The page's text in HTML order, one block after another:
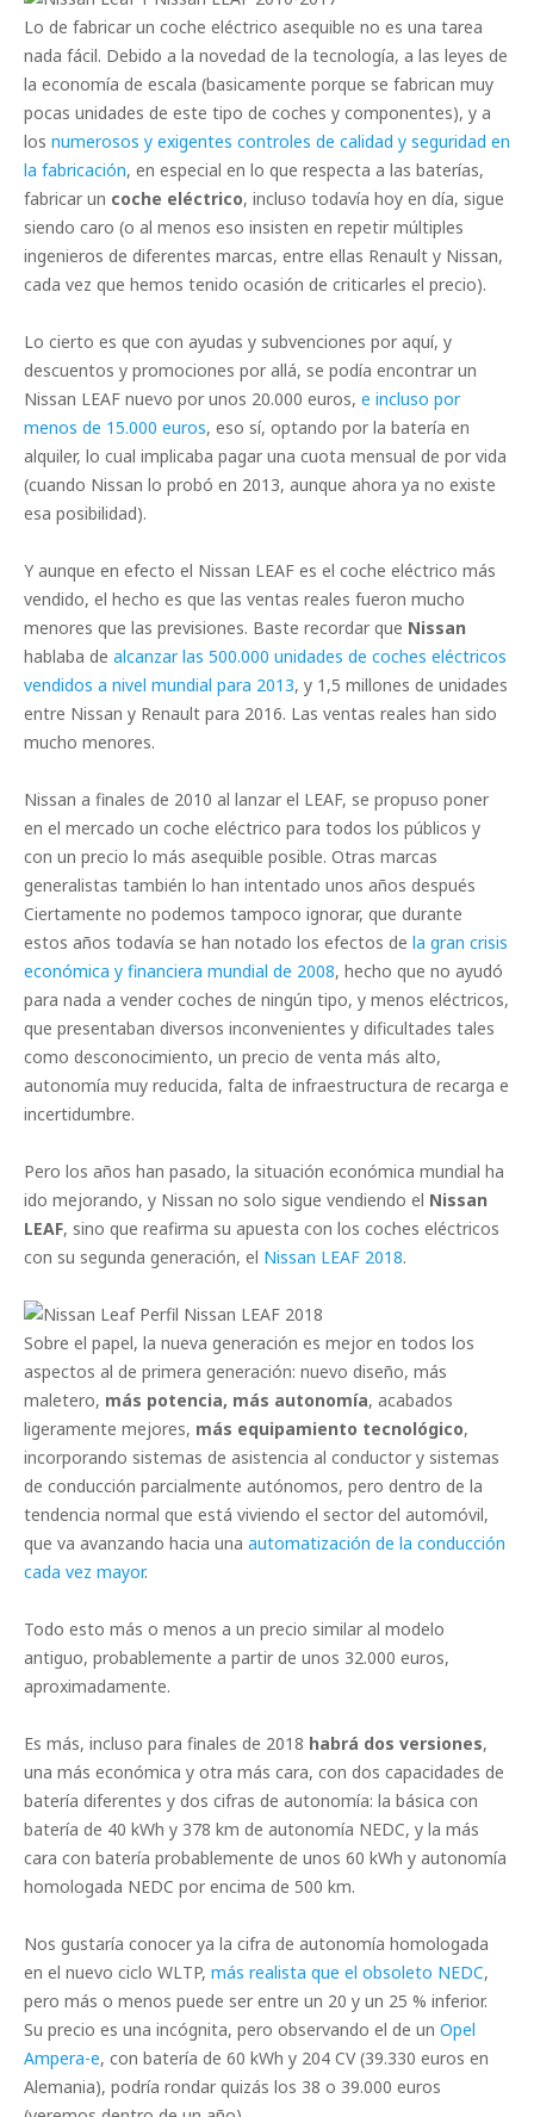
Lo de fabricar un coche eléctrico asequible no es una tarea
nada fácil. Debido a la novedad de la tecnología, a las leyes de
la economía de escala (basicamente porque se fabrican muy
pocas unidades de este tipo de coches y componentes), y a
los numerosos y exigentes controles de calidad y seguridad en
la fabricación, en especial en lo que respecta a las baterías,
fabricar un coche eléctrico, incluso todavía hoy en día, sigue
siendo caro (o al menos eso insisten en repetir múltiples
ingenieros de diferentes marcas, entre ellas Renault y Nissan,
cada vez que hemos tenido ocasión de criticarles el precio).
Lo cierto es que con ayudas y subvenciones por aquí, y
descuentos y promociones por allá, se podía encontrar un
Nissan LEAF nuevo por unos 20.000 euros, e incluso por
menos de 15.000 euros, eso sí, optando por la batería en
alquiler, lo cual implicaba pagar una cuota mensual de por vida
(cuando Nissan lo probó en 2013, aunque ahora ya no existe
esa posibilidad).
Y aunque en efecto el Nissan LEAF es el coche eléctrico más
vendido, el hecho es que las ventas reales fueron mucho
menores que las previsiones. Baste recordar que Nissan
hablaba de alcanzar las 500.000 unidades de coches eléctricos
vendidos a nivel mundial para 2013, y 1,5 millones de unidades
entre Nissan y Renault para 2016. Las ventas reales han sido
mucho menores.
Nissan a finales de 2010 al lanzar el LEAF, se propuso poner
en el mercado un coche eléctrico para todos los públicos y
con un precio lo más asequible posible. Otras marcas
generalistas también lo han intentado unos años después
Ciertamente no podemos tampoco ignorar, que durante
estos años todavía se han notado los efectos de la gran crisis
económica y financiera mundial de 2008, hecho que no ayudó
para nada a vender coches de ningún tipo, y menos eléctricos,
que presentaban diversos inconvenientes y dificultades tales
como desconocimiento, un precio de venta más alto,
autonomía muy reducida, falta de infraestructura de recarga e
incertidumbre.
Pero los años han pasado, la situación económica mundial ha
ido mejorando, y Nissan no solo sigue vendiendo el Nissan
LEAF, sino que reafirma su apuesta con los coches eléctricos
con su segunda generación, el Nissan LEAF 2018.
Nissan LEAF 2018
Sobre el papel, la nueva generación es mejor en todos los
aspectos al de primera generación: nuevo diseño, más
maletero, más potencia, más autonomía, acabados
ligeramente mejores, más equipamiento tecnológico,
incorporando sistemas de asistencia al conductor y sistemas
de conducción parcialmente autónomos, pero dentro de la
tendencia normal que está viviendo el sector del automóvil,
que va avanzando hacia una automatización de la conducción
cada vez mayor.
Todo esto más o menos a un precio similar al modelo
antiguo, probablemente a partir de unos 32.000 euros,
aproximadamente.
Es más, incluso para finales de 2018 habrá dos versiones,
una más económica y otra más cara, con dos capacidades de
batería diferentes y dos cifras de autonomía: la básica con
batería de 40 kWh y 378 km de autonomía NEDC, y la más
cara con batería probablemente de unos 60 kWh y autonomía
homologada NEDC por encima de 500 km.
Nos gustaría conocer ya la cifra de autonomía homologada
en el nuevo ciclo WLTP, más realista que el obsoleto NEDC,
pero más o menos puede ser entre un 20 y un 25 % inferior.
Su precio es una incógnita, pero observando el de un Opel
Ampera-e, con batería de 60 kWh y 204 CV (39.330 euros en
Alemania), podría rondar quizás los 38 o 39.000 euros